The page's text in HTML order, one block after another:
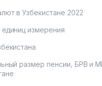
ПРОКУРАТУРА
Concept
в Узбекистане 2022
измерения
размер пенсии, БРВ и